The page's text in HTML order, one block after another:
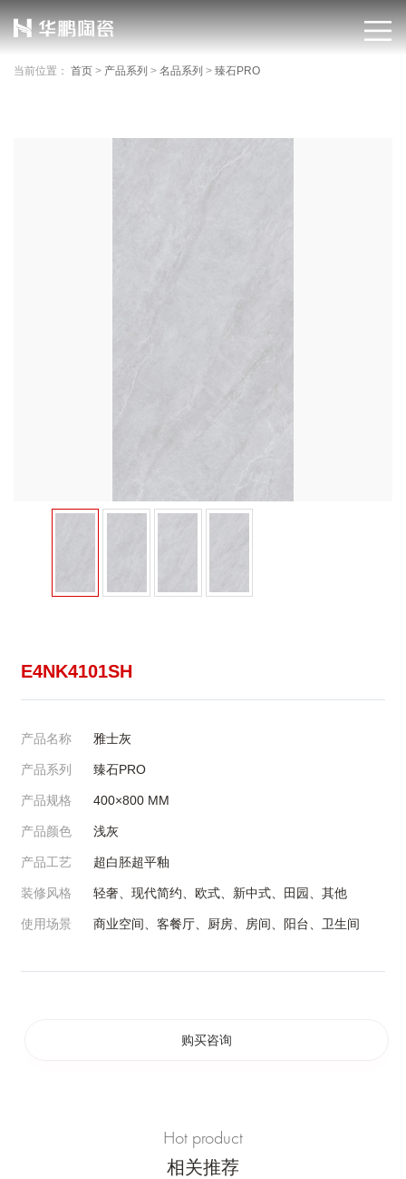
当前位置： 首页 > 产品系列 > 名品系列 > 臻石PRO
E4NK4101SH
产品名称 雅士灰
产品系列 臻石PRO
产品规格 400×800 MM
产品颜色 浅灰
产品工艺 超白胚超平釉
装修风格 轻奢、现代简约、欧式、新中式、田园、其他
使用场景 商业空间、客餐厅、厨房、房间、阳台、卫生间
购买咨询
Hot product
相关推荐